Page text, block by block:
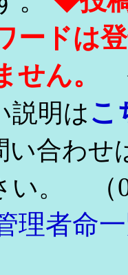
ードは
せん。
説明はこ
い合わせ
。
（
理者命